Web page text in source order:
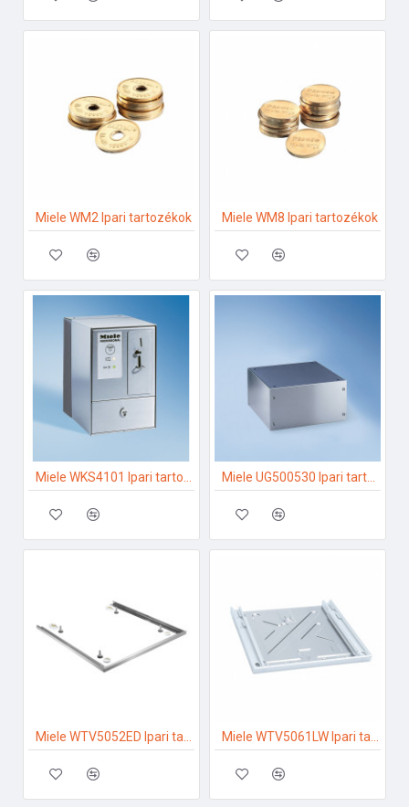
Miele WM2 Ipari tartozékok Miele WM8 Ipari tartozékok
Miele WKS4101 Ipari tartozékok Miele UG500530 Ipari tartozékok
Miele WTV5052ED Ipari tartozékok Miele WTV5061LW Ipari tartozékok